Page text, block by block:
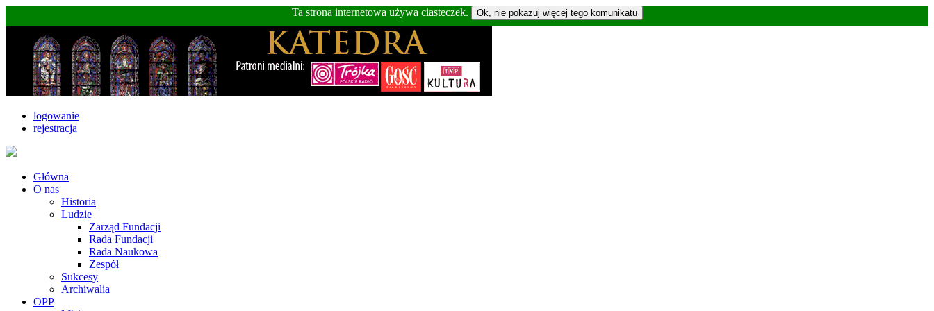
Ta strona internetowa używa ciasteczek.
logowanie
rejestracja
Główna
O nas
Historia
Ludzie
Zarząd Fundacji
Rada Fundacji
Rada Naukowa
Zespół
Sukcesy
Archiwalia
OPP